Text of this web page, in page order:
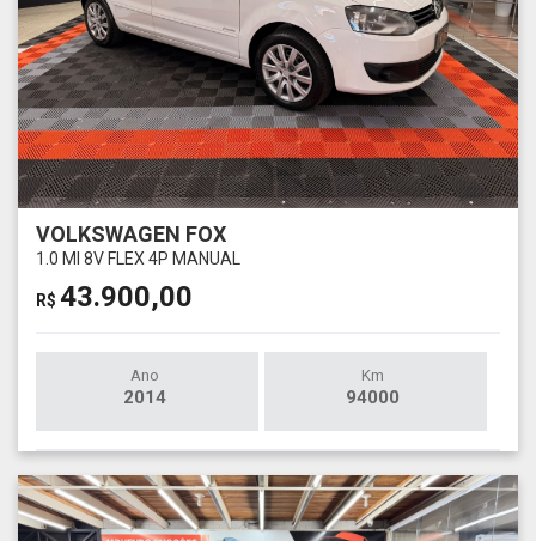
VOLKSWAGEN FOX
1.0 MI 8V FLEX 4P MANUAL
R$ 43.900,00
Ano
2014
Km
94000